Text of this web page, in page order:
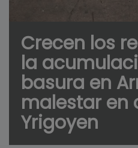
Crecen los
la
basura en
malestar en
Yrigoyen